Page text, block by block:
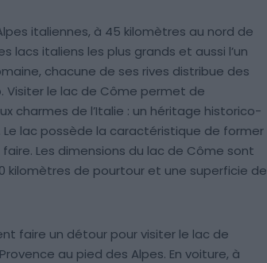
italiennes, à 45 kilomètres au nord de
lacs italiens les plus grands et aussi l’un
chacune de ses rives distribue des
Visiter le lac de Côme permet de
charmes de l’Italie : un héritage historico-
lac possède la caractéristique de former
Les dimensions du lac de Côme sont
kilomètres de pourtour et une superficie de
faire un détour pour visiter le lac de
au pied des Alpes. En voiture, à